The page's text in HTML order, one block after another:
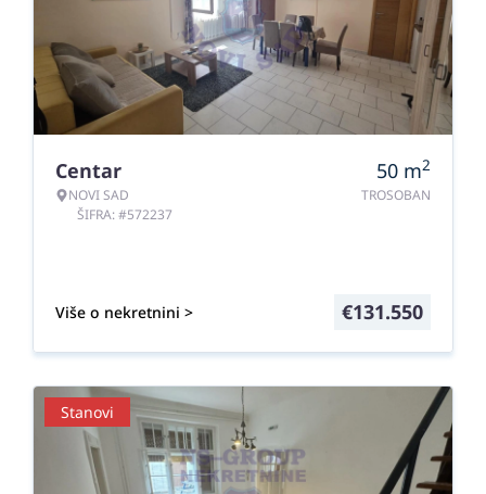
Centar
NOVI SAD
ŠIFRA: #572237
50 m2
TROSOBAN
Više o nekretnini > €131.550
Stanovi